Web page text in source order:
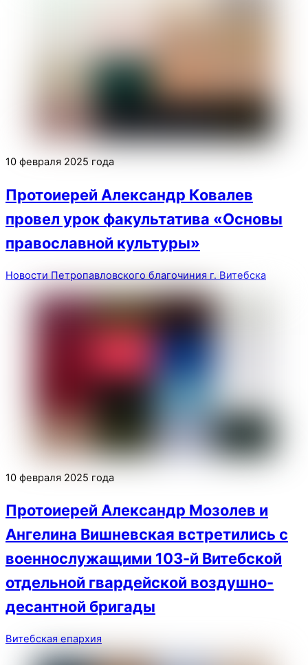
10 февраля 2025 года
Протоиерей Александр Ковалев
провел урок факультатива «Основы
православной культуры»
Новости Петропавловского благочиния г. Витебска
10 февраля 2025 года
Протоиерей Александр Мозолев и
Ангелина Вишневская встретились с
военнослужащими 103-й Витебской
отдельной гвардейской воздушно-
десантной бригады
Витебская епархия